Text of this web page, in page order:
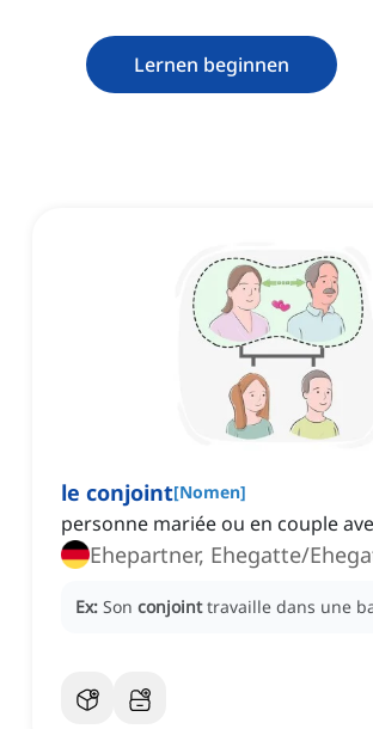
Lernen beginnen
le conjoint[Nomen]
personne mariée ou en couple
Ehepartner, Ehegatte/
Ex: Son conjoint travaille dans une